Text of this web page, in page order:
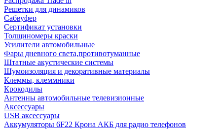
Решетки для динамиков
Сабвуфер
Сертификат установки
Толщиномеры краски
Усилители автомобильные
Фары дневного света,противотуманные
Штатные акустические системы
Шумоизоляция и декоративные материалы
Клеммы, клеммники
Крокодилы
Антенны автомобильные телевизионные
Аксессуары
USB аксессуары
Аккумуляторы 6F22 Крона АКБ для радио телефонов